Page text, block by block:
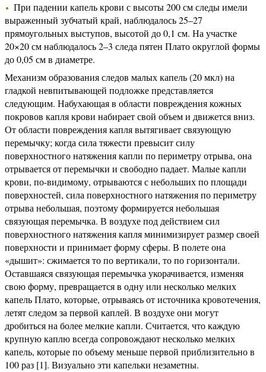
При падении капель крови с высоты 200 см следы имели
выраженный зубчатый край, наблюдалось 25–27
прямоугольных выступов, высотой до 0,1 см. На участке
20×20 см наблюдалось 2–3 следа пятен Плато округлой формы
до 0,05 см в диаметре.
Механизм образования следов малых капель (20 мкл) на
гладкой невпитывающей подложке представляется
следующим. Набухающая в области повреждения кожных
покровов капля крови набирает свой объем и движется вниз.
От области повреждения капля вытягивает связующую
перемычку; когда сила тяжести превысит силу
поверхностного натяжения капли по периметру отрыва, она
отрывается от перемычки и свободно падает. Малые капли
крови, по-видимому, отрываются с небольших по площади
поверхностей, сила поверхностного натяжения по периметру
отрыва небольшая, поэтому формируется небольшая
связующая перемычка. В воздухе под действием сил
поверхностного натяжения капля минимизирует размер своей
поверхности и принимает форму сферы. В полете она
«дышит»: сжимается то по вертикали, то по горизонтали.
Оставшаяся связующая перемычка укорачивается, изменяя
свою форму, превращается в одну или несколько мелких
капель Плато, которые, отрываясь от источника кровотечения,
летят следом за первой каплей. В воздухе они могут
дробиться на более мелкие капли. Считается, что каждую
крупную каплю всегда сопровождают несколько мелких
капель, которые по объему меньше первой приблизительно в
100 раз [1]. Визуально эти капельки незаметны.